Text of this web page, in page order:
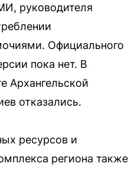
руководителя
Официального
пока нет. В
Архангельской
отказались.
ресурсов и
региона также